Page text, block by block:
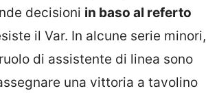
decisioni in baso al referto
il Var. In alcune serie minori,
di assistente di linea sono
una vittoria a tavolino